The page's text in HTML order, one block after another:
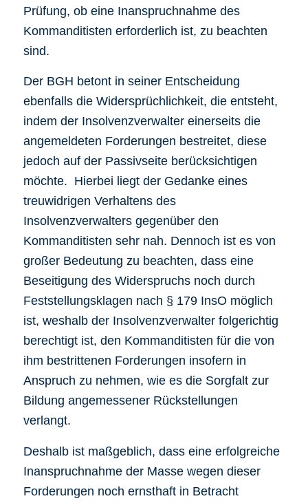
Prüfung, ob eine Inanspruchnahme des
Kommanditisten erforderlich ist, zu beachten
sind.
Der BGH betont in seiner Entscheidung
ebenfalls die Widersprüchlichkeit, die entsteht,
indem der Insolvenzverwalter einerseits die
angemeldeten Forderungen bestreitet, diese
jedoch auf der Passivseite berücksichtigen
möchte. Hierbei liegt der Gedanke eines
treuwidrigen Verhaltens des
Insolvenzverwalters gegenüber den
Kommanditisten sehr nah. Dennoch ist es von
großer Bedeutung zu beachten, dass eine
Beseitigung des Widerspruchs noch durch
Feststellungsklagen nach § 179 InsO möglich
ist, weshalb der Insolvenzverwalter folgerichtig
berechtigt ist, den Kommanditisten für die von
ihm bestrittenen Forderungen insofern in
Anspruch zu nehmen, wie es die Sorgfalt zur
Bildung angemessener Rückstellungen
verlangt.
Deshalb ist maßgeblich, dass eine erfolgreiche
Inanspruchnahme der Masse wegen dieser
Forderungen noch ernsthaft in Betracht